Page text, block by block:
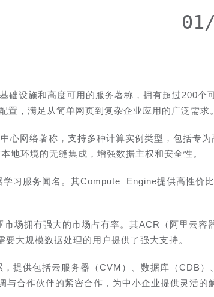
础设施和高度可用的服务著称，拥有超过200个
，满足从简单网页到复杂企业应用的广泛需求。
心网络著称，支持多种计算实例类型，包括专为
环境的无缝集成，增强数据主权和安全性。
学习服务闻名。其Compute Engine提供高性价
场拥有强大的市场占有率。其ACR（阿里云容
大规模数据处理的用户提供了强大支持。
提供包括云服务器（CVM）、数据库（CDB）
合作伙伴的紧密合作，为中小企业提供灵活的